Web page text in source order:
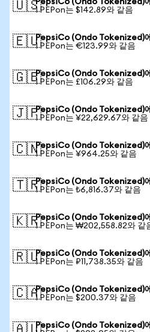
🇺🇸PepsiCo (Ondo Tokenized)
1 PEPon는 $142.89와 같음
🇪🇺PepsiCo (Ondo Tokenized)
1 PEPon는 €123.99와 같음
🇬🇧PepsiCo (Ondo Tokenized)
1 PEPon는 £106.29와 같음
🇯🇵PepsiCo (Ondo Tokenized)
1 PEPon는 ¥22,629.67와 같음
🇨🇳PepsiCo (Ondo Tokenized)
1 PEPon는 ¥964.25와 같음
🇹🇷PepsiCo (Ondo Tokenized)
1 PEPon는 ₺6,816.37와 같음
🇰🇷PepsiCo (Ondo Tokenized)
1 PEPon는 ₩202,558.82와 같
🇷🇺PepsiCo (Ondo Tokenized)
1 PEPon는 ₽11,738.35와 같음
🇨🇦PepsiCo (Ondo Tokenized)
1 PEPon는 $200.37와 같음
PepsiCo (Ondo Tokenized)